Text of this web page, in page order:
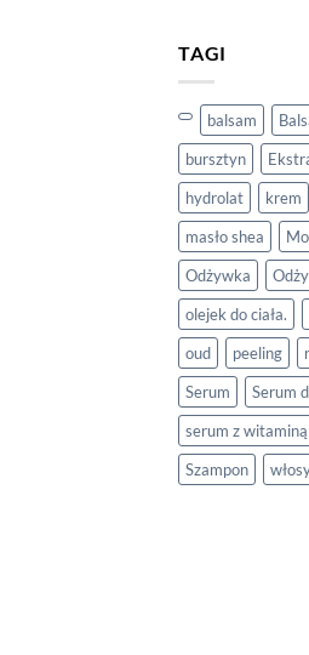
TAGI
balsam
bursztyn
hydrolat
krem
masło shea
Odżywka
olejek do ciała.
oud
peeling
Serum
Serum
serum z
Szampon